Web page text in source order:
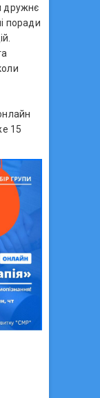
дружнє
поради
15